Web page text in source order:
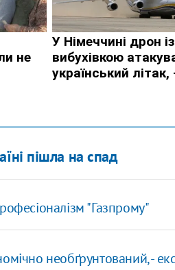
пішла на спад
"Газпрому"
необґрунтований, -